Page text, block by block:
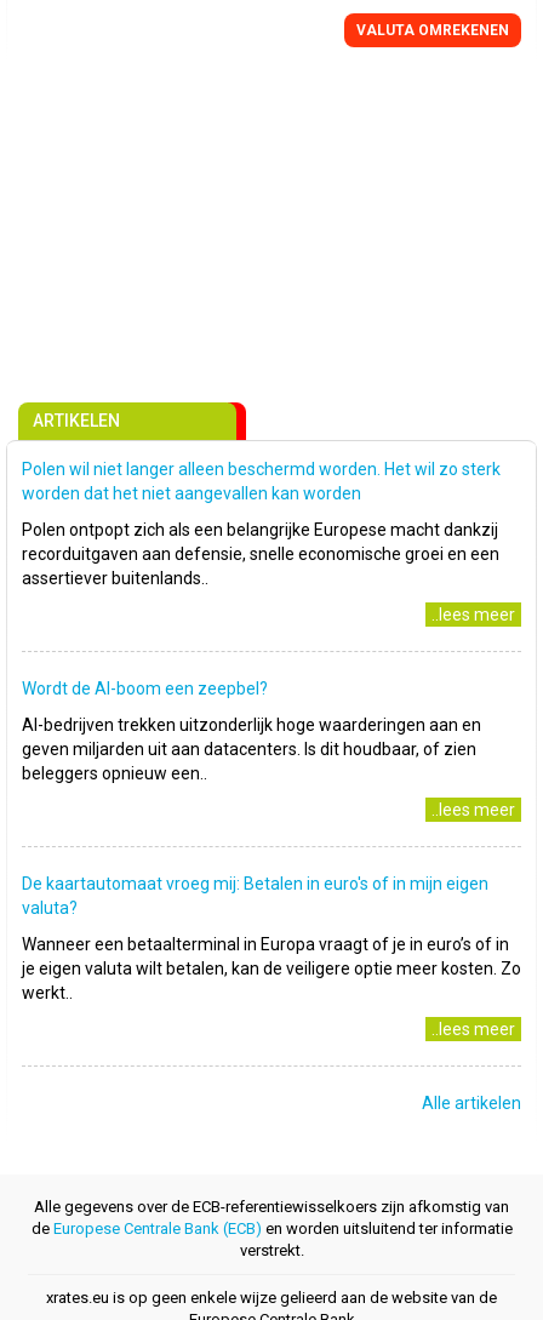
VALUTA OMREKENEN
ARTIKELEN
Polen wil niet langer alleen beschermd worden. Het wil zo sterk
worden dat het niet aangevallen kan worden
Polen ontpopt zich als een belangrijke Europese macht dankzij
recorduitgaven aan defensie, snelle economische groei en een
assertiever buitenlands..
..lees meer
Wordt de AI-boom een zeepbel?
AI-bedrijven trekken uitzonderlijk hoge waarderingen aan en
geven miljarden uit aan datacenters. Is dit houdbaar, of zien
beleggers opnieuw een..
..lees meer
De kaartautomaat vroeg mij: Betalen in euro's of in mijn eigen
valuta?
Wanneer een betaalterminal in Europa vraagt of je in euro’s of in
je eigen valuta wilt betalen, kan de veiligere optie meer kosten. Zo
werkt..
..lees meer
Alle artikelen
Alle gegevens over de ECB-referentiewisselkoers zijn afkomstig van
de Europese Centrale Bank (ECB) en worden uitsluitend ter informatie
verstrekt.
xrates.eu is op geen enkele wijze gelieerd aan de website van de